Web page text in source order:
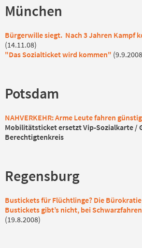
München
Bürgerwille siegt. Nach 3 Jahren Kampf
(14.11.08)
"Das Sozialticket wird kommen"
Potsdam
NAHVERKEHR: Arme Leute fahren
Mobilitätsticket ersetzt Vip-Sozialkarte /
Berechtigtenkreis
Regensburg
Bustickets für Flüchtlinge? Die
Bustickets gibt’s nicht, bei
(19.8.2008)